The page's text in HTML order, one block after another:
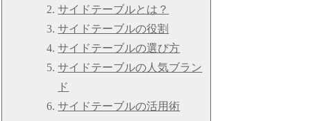
サイドテーブルとは？
サイドテーブルの役割
サイドテーブルの選び方
サイドテーブルの人気ブラン
ド
サイドテーブルの活用術